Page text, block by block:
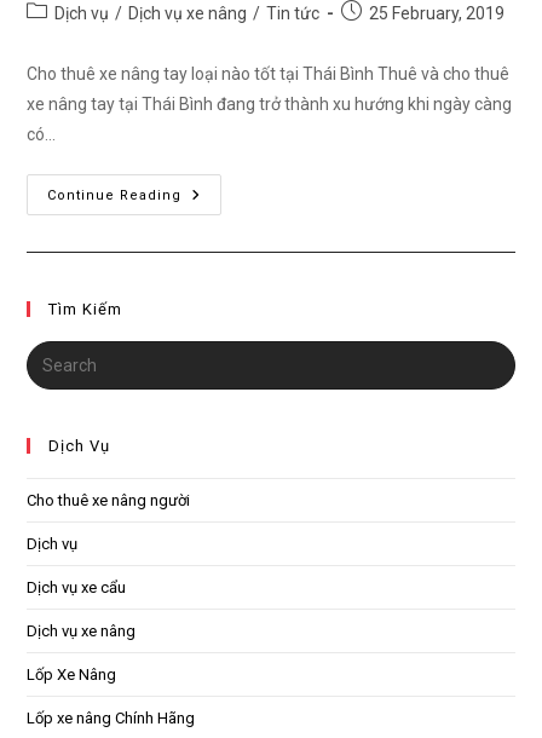
PostDịch vụ / Dịch vụ xe nâng / Tin tức
Post25 February, 2019
Cho thuê xe nâng tay loại nào tốt tại Thái Bình Thuê và cho thuê
xe nâng tay tại Thái Bình đang trở thành xu hướng khi ngày càng
có…
Continue Reading
Cho
Thuê
Tìm Kiếm
Dịch Vụ
Cho thuê xe nâng người
Dịch vụ
Dịch vụ xe cẩu
Dịch vụ xe nâng
Lốp Xe Nâng
Lốp xe nâng Chính Hãng